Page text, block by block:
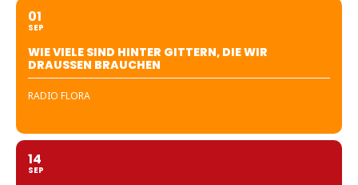
01
SEP
WIE VIELE SIND HINTER GITTERN, DIE WIR
DRAUSSEN BRAUCHEN
RADIO FLORA
14
SEP